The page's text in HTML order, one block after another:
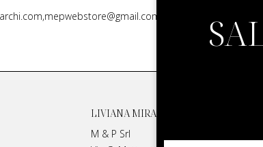
LIVIANA MIRARCHI
M & P Srl